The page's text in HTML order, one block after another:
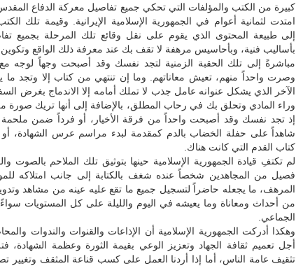
كبيرة من الكتب والمؤلفات التي تحكي جميع تفاصيل معركة الدفاع
امتدت لثمانية أعوام في الجمهورية الإسلامية الإيرانية. وقيمة تلك
إلى طبيعة المحتوى الذي يقوم على نقل وقائع تلك المرحلة بجميع
بأساليب فنية، وبأحاسيس مرهفة لا تقف بك عند معرفة ذلك الواقع
مباشرةً إلى تلك الحقبة الزمنية لتجد نفسك وقد أصبحت وجهاً لوجه
وصرت واحداً منهم، تعيش معاناتهم. وما إن تنتهي من كتاب إلا وتجد ما
الآخر الذي يشكل عنوانه عامل جذب لا تملك أمامه إلا الاندماج بغرض
وراء المادي وتحلق بك في رحاب المطلق، بالإضافة إلى أنها تريك
إذ تجد نفسك وقد أصبحت واحداً من فرقة الأخيار، أو فرداً ضمن ملحمة
شاهداً على حفلة الخضاب بالدم كمقدمة لبدء مراسم عرس الشهادة،
كتاب القدم التي كانت هناك.
لم تكتفِ قيادة الجمهورية الإسلامية حينها بتوثيق تلك الملاحم بالصوت
فصيل من المجاهدين شخصاً عنده شغف بالكتابة إلى جانب امتلاكه
المرهف، ما يجعله حاضراً لتسجيل جميع ما تقع عليه عينه من مشاهد
من أحداث ومعاناة وما يعيشه في اليوم والليلة على كل المستويات
الجماعي.
وهكذا أدركت الجمهورية الإسلامية أن الإذاعات والقنوات والندوات
أجل تعميم ثقافة الجهاد وتعزيز الوعي بقيمة الثورة وعظمة
تثقيف عامة الناس، أما إذا أردنا العمل على كسب قناعة المثقف وتغيير